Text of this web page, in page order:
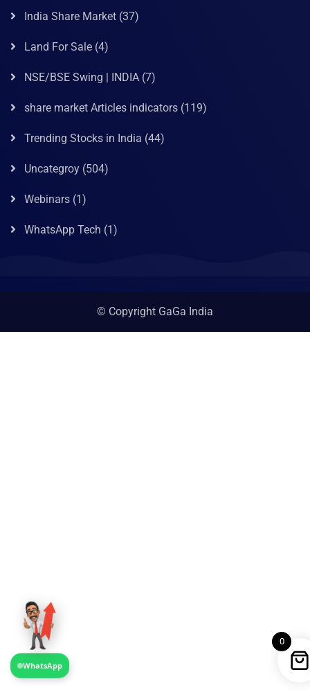
India Share Market (37)
Land For Sale (4)
NSE/BSE Swing | INDIA (7)
share market Articles indicators (119)
Trending Stocks in India (44)
Uncategroy (504)
Webinars (1)
WhatsApp Tech (1)
© Copyright GaGa India
0
WhatsApp